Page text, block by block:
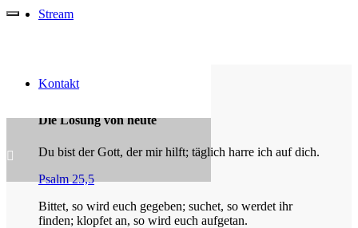
Stream
Kontakt
Die Losung von heute
Du bist der Gott, der mir hilft; täglich harre ich auf dich.
Psalm 25,5
Bittet, so wird euch gegeben; suchet, so werdet ihr
finden; klopfet an, so wird euch aufgetan.